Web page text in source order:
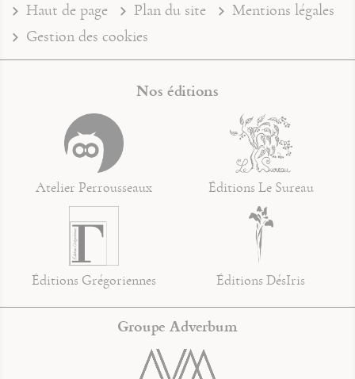
Haut de page Plan du site
Mentions légales
Gestion des cookies
Nos éditions
Atelier Perrousseaux Éditions Le Sureau
Éditions Grégoriennes Éditions DésIris
Groupe Adverbum